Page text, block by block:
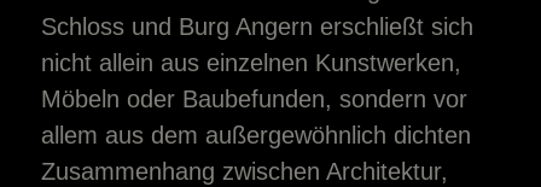
Schloss und Burg Angern erschließt sich
nicht allein aus einzelnen Kunstwerken,
Möbeln oder Baubefunden, sondern vor
allem aus dem außergewöhnlich dichten
Zusammenhang zwischen Architektur,